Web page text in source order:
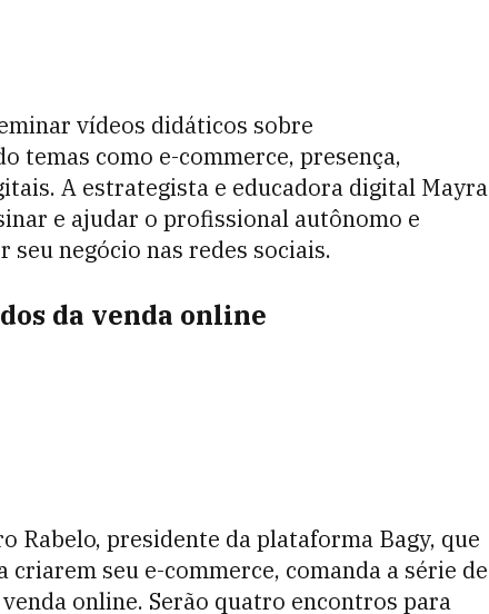
vídeos didáticos sobre
temas como e-commerce, presença,
A estrategista e educadora digital Mayra
e ajudar o profissional autônomo e
negócio nas redes sociais.
da venda online
Rabelo, presidente da plataforma Bagy, que
seu e-commerce, comanda a série de
online. Serão quatro encontros para